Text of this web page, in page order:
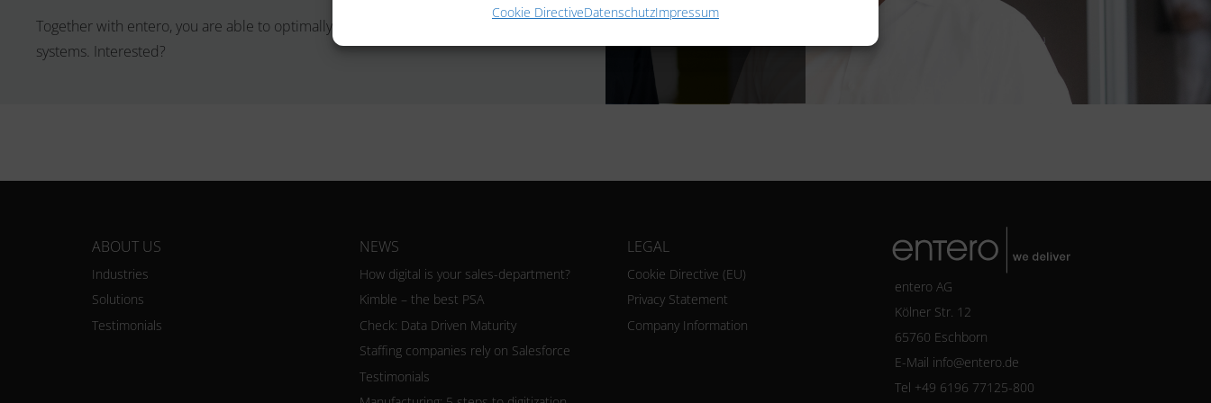
Cookie DirectiveDatenschutzImpressum
Together with entero, you are able to optimally map your business processes across
systems. Interested?
ABOUT US
Industries
Solutions
Testimonials
NEWS
How digital is your sales-department?
Kimble – the best PSA
Check: Data Driven Maturity
Staffing companies rely on Salesforce
Testimonials
LEGAL
Cookie Directive (EU)
Privacy Statement
Company Information
entero AG
Kölner Str. 12
65760 Eschborn
E-Mail info@entero.de
Tel +49 6196 77125-800